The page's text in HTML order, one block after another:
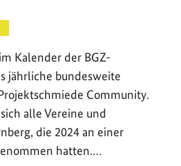
Kalender der BGZ-
jährliche bundesweite
Community.
alle Vereine und
die 2024 an einer
hatten.…